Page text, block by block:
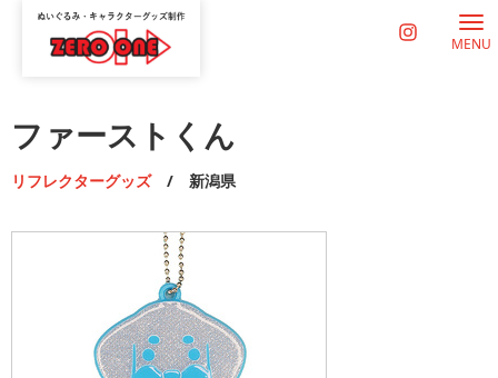
MENU
ファーストくん
リフレクターグッズ / 新潟県